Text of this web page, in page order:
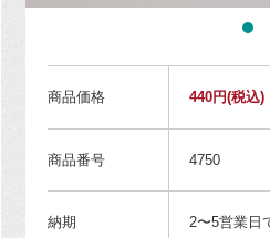
商品価格 440円(税込)
商品番号 4750
納期 2〜5営業日